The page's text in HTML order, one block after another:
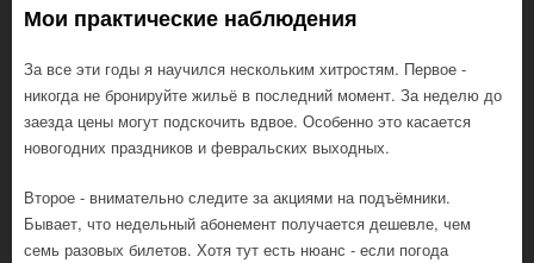
Мои практические наблюдения
За все эти годы я научился нескольким хитростям. Первое -
никогда не бронируйте жильё в последний момент. За неделю до
заезда цены могут подскочить вдвое. Особенно это касается
новогодних праздников и февральских выходных.
Второе - внимательно следите за акциями на подъёмники.
Бывает, что недельный абонемент получается дешевле, чем
семь разовых билетов. Хотя тут есть нюанс - если погода